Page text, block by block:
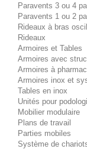
Paravents 3 ou 4
Paravents 1 ou 2
Rideaux à bras
Rideaux
Armoires et Tables
Armoires avec
Armoires à
Armoires inox et
Tables en inox
Unités pour
Mobilier modulaire
Plans de travail
Parties mobiles
Système de